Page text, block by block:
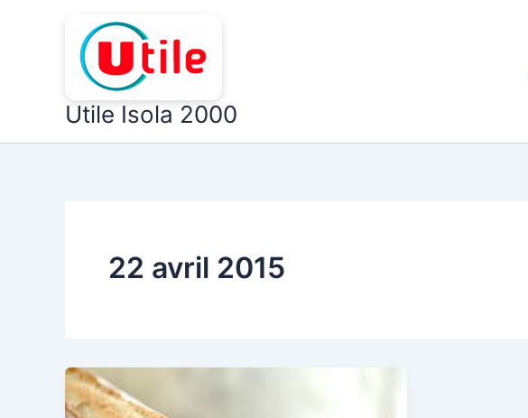
Utile Isola 2000
22 avril 2015